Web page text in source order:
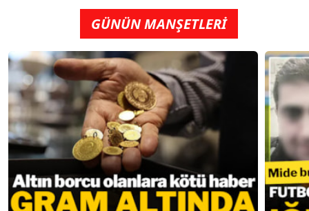
GÜNÜN MANŞETLERİ